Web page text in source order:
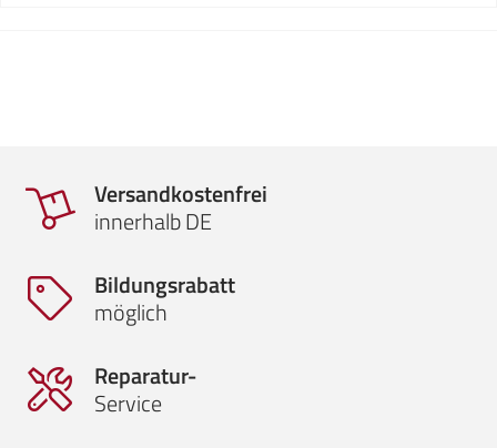
Versandkostenfrei
innerhalb DE
Bildungsrabatt
möglich
Reparatur-
Service